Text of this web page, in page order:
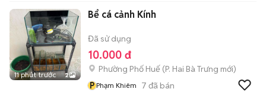
11 phút trước 2
Bể cá cảnh Kính
Đã sử dụng
10.000 đ
Phường Phố Huế (P. Hai Bà Trưng mới)
P Phạm Khiêm 7 đã bán